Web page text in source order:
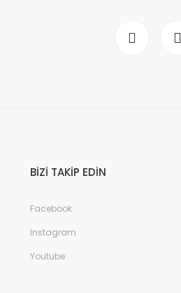
BİZİ TAKİP EDİN
Facebook
Instagram
Youtube